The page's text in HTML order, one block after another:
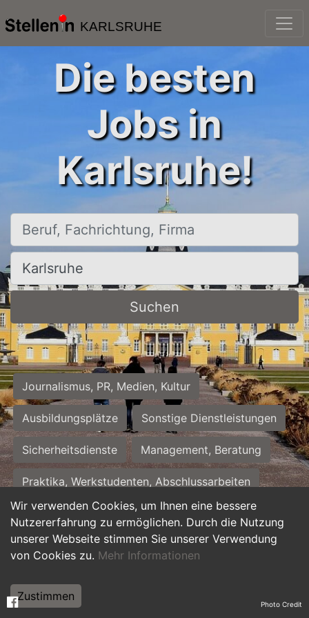
KARLSRUHE
Wir verwenden Cookies, um Ihnen eine bessere
Nutzererfahrung zu ermöglichen. Durch die Nutzung
unserer Webseite stimmen Sie unserer Verwendung
von Cookies zu. Mehr Informationen
Zustimmen
Die besten
Jobs in
Karlsruhe!
Beruf, Fachrichtung, Firma
Ort, Stadt
Suchen
Journalismus, PR, Medien, Kultur
Ausbildungsplätze Sonstige Dienstleistungen
Sicherheitsdienste Management, Beratung
Praktika, Werkstudenten, Abschlussarbeiten
Personalwesen Assistenz, Sekretariat
Hilfskräfte, Aushilfs- und Nebenjobs
Weiterbildung, Studium, duale Ausbildung Photo Credit